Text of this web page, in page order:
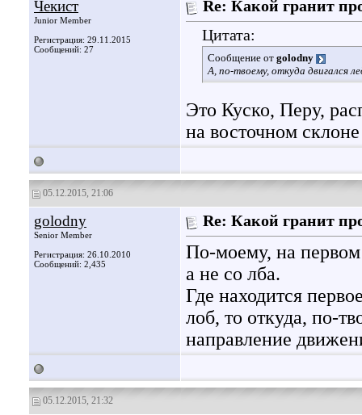
Чекист
Junior Member
Регистрация: 29.11.2015
Сообщений: 27
Re: Какой гранит
Цитата:
Сообщение от golodny
А, по-твоему, откуда двигался
Это Куско, Перу,
на восточном
05.12.2015, 21:06
golodny
Senior Member
Регистрация: 26.10.2010
Сообщений: 2,435
Re: Какой гранит
По-моему, на
а не со лба.
Где находится
лоб, то откуда, по-
направление
05.12.2015, 21:32